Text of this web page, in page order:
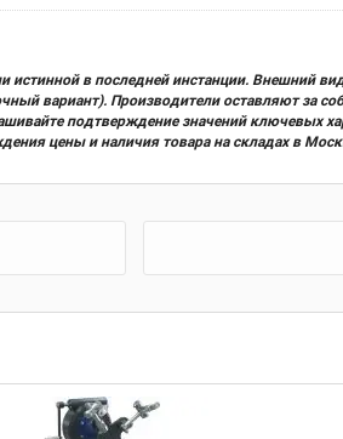
истинной в последней инстанции. Внешний
вариант). Производители оставляют за
подтверждение значений ключевых
цены и наличия товара на складах в